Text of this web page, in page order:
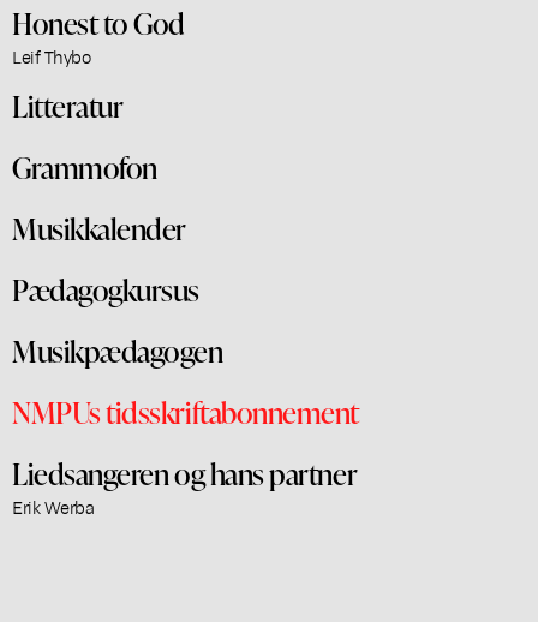
Honest to God
Leif Thybo
Litteratur
Grammofon
Musikkalender
Pædagogkursus
Musikpædagogen
NMPUs tidsskriftabonnement
Liedsangeren og hans partner
Erik Werba